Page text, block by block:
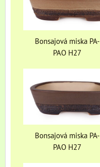
Bonsajová miska PA-
PAO H27
Bonsajová miska PA-
PAO H27